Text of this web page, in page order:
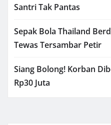
Santri Tak Pantas
Sepak Bola Thailand
Tewas Tersambar Petir
Siang Bolong! Korban
Rp30 Juta